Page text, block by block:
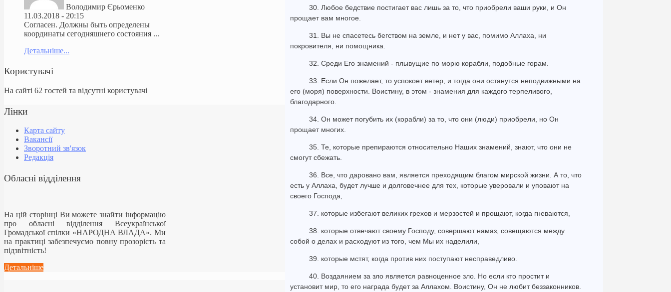
30. Любое бедствие постигает вас лишь за то, что приобрели ваши руки, и Он
прощает вам многое.
31. Вы не спасетесь бегством на земле, и нет у вас, помимо Аллаха, ни
покровителя, ни помощника.
32. Среди Его знамений - плывущие по морю корабли, подобные горам.
33. Если Он пожелает, то успокоет ветер, и тогда они останутся неподвижными на
его (моря) поверхности. Воистину, в этом - знамения для каждого терпеливого,
благодарного.
34. Он может погубить их (корабли) за то, что они (люди) приобрели, но Он
прощает многих.
35. Те, которые препираются относительно Наших знамений, знают, что они не
смогут сбежать.
36. Все, что даровано вам, является преходящим благом мирской жизни. А то, что
есть у Аллаха, будет лучше и долговечнее для тех, которые уверовали и уповают на
своего Господа,
37. которые избегают великих грехов и мерзостей и прощают, когда гневаются,
38. которые отвечают своему Господу, совершают намаз, совещаются между
собой о делах и расходуют из того, чем Мы их наделили,
39. которые мстят, когда против них поступают несправедливо.
40. Воздаянием за зло является равноценное зло. Но если кто простит и
установит мир, то его награда будет за Аллахом. Воистину, Он не любит беззаконников.
Володимир Єрьоменко
11.03.2018 - 20:15
Согласен. Должны быть определены
координаты сегодняшнего состояния ...
Детальніше...
Користувачі
На сайті 62 гостей та відсутні користувачі
Лінки
Карта сайту
Вакансії
Зворотний зв'язок
Редакція
Обласні відділення
На цій сторінці Ви можете знайти інформацію
про обласні відділення Всеукраїнської
Громадської спілки «НАРОДНА ВЛАДА». Ми
на практиці забезпечуємо повну прозорість та
підзвітність!
Детальніше